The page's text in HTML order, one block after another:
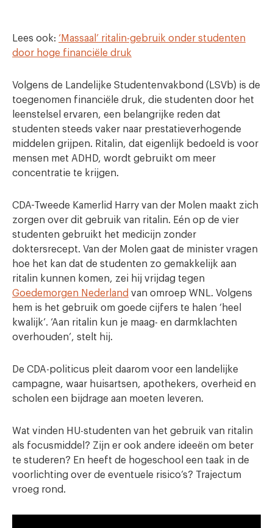
Lees ook: ‘Massaal’ ritalin-gebruik onder studenten
door hoge financiële druk
Volgens de Landelijke Studentenvakbond (LSVb) is de
toegenomen financiële druk, die studenten door het
leenstelsel ervaren, een belangrijke reden dat
studenten steeds vaker naar prestatieverhogende
middelen grijpen. Ritalin, dat eigenlijk bedoeld is voor
mensen met ADHD, wordt gebruikt om meer
concentratie te krijgen.
CDA-Tweede Kamerlid Harry van der Molen maakt zich
zorgen over dit gebruik van ritalin. Eén op de vier
studenten gebruikt het medicijn zonder
doktersrecept. Van der Molen gaat de minister vragen
hoe het kan dat de studenten zo gemakkelijk aan
ritalin kunnen komen, zei hij vrijdag tegen
Goedemorgen Nederland van omroep WNL. Volgens
hem is het gebruik om goede cijfers te halen ‘heel
kwalijk’. ‘Aan ritalin kun je maag- en darmklachten
overhouden’, stelt hij.
De CDA-politicus pleit daarom voor een landelijke
campagne, waar huisartsen, apothekers, overheid en
scholen een bijdrage aan moeten leveren.
Wat vinden HU-studenten van het gebruik van ritalin
als focusmiddel? Zijn er ook andere ideeën om beter
te studeren? En heeft de hogeschool een taak in de
voorlichting over de eventuele risico’s? Trajectum
vroeg rond.